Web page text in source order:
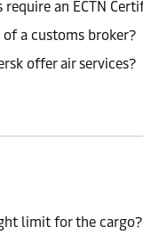
an ECTN
a customs broker?
offer air services?
limit for the cargo?